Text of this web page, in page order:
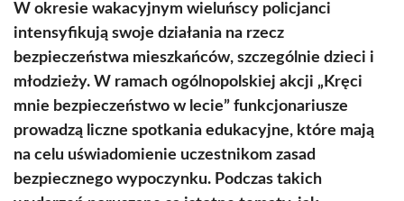
W okresie wakacyjnym wieluńscy policjanci
intensyfikują swoje działania na rzecz
bezpieczeństwa mieszkańców, szczególnie dzieci i
młodzieży. W ramach ogólnopolskiej akcji „Kręci
mnie bezpieczeństwo w lecie” funkcjonariusze
prowadzą liczne spotkania edukacyjne, które mają
na celu uświadomienie uczestnikom zasad
bezpiecznego wypoczynku. Podczas takich